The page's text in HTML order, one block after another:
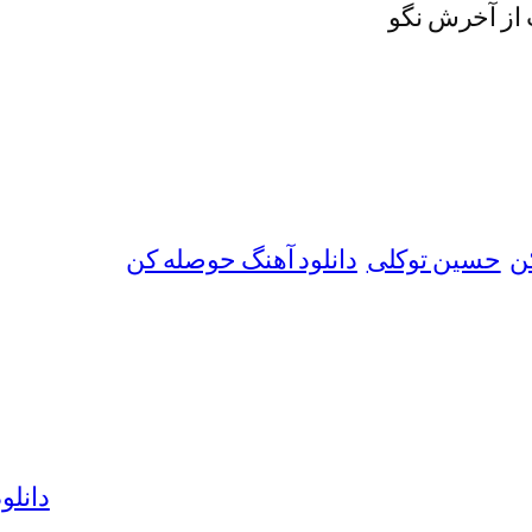
از آخرش نگو
حسین توکلی دانلود آهنگ حوصله کن